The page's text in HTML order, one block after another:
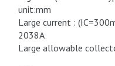
unit:mm
Large current :
2038A
Large allowable